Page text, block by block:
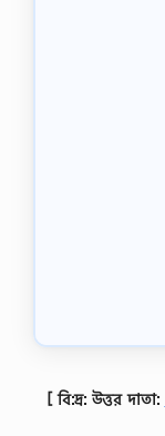
[ বি:দ্র: উত্তর দাতা: